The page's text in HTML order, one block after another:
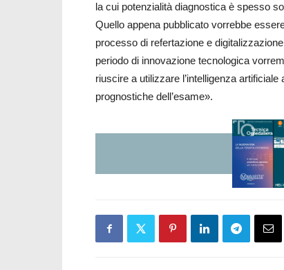
la cui potenzialità diagnostica è spesso
Quello appena pubblicato vorrebbe
processo di refertazione e
periodo di innovazione tecnologica
riuscire a utilizzare l’intelligenza
prognostiche dell’esame».